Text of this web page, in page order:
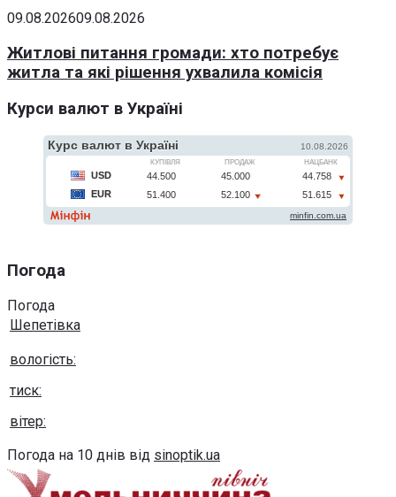
09.08.202609.08.2026
Житлові питання громади: хто потребує
житла та які рішення ухвалила комісія
Курси валют в Україні
Погода
Погода
Шепетівка
вологість:
тиск:
вітер:
Погода на 10 днів від sinoptik.ua